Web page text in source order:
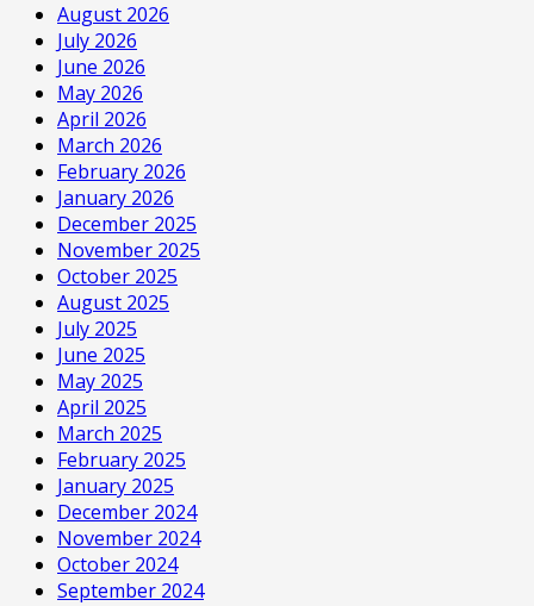
August 2026
July 2026
June 2026
May 2026
April 2026
March 2026
February 2026
January 2026
December 2025
November 2025
October 2025
August 2025
July 2025
June 2025
May 2025
April 2025
March 2025
February 2025
January 2025
December 2024
November 2024
October 2024
September 2024